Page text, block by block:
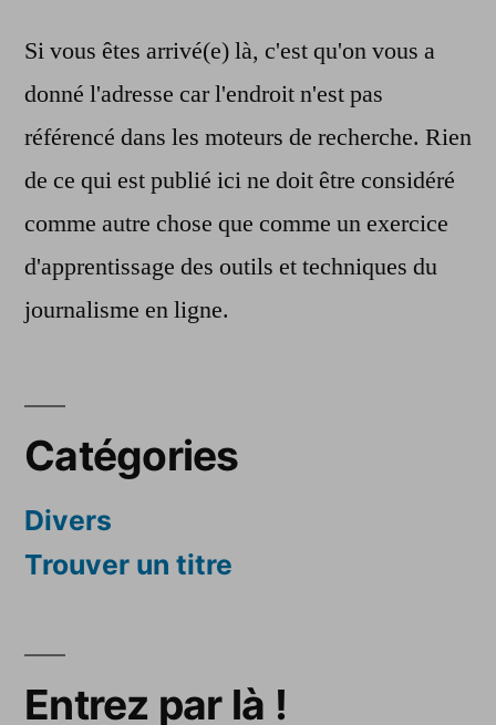
Si vous êtes arrivé(e) là, c'est qu'on vous a
donné l'adresse car l'endroit n'est pas
référencé dans les moteurs de recherche. Rien
de ce qui est publié ici ne doit être considéré
comme autre chose que comme un exercice
d'apprentissage des outils et techniques du
journalisme en ligne.
Catégories
Divers
Trouver un titre
Entrez par là !